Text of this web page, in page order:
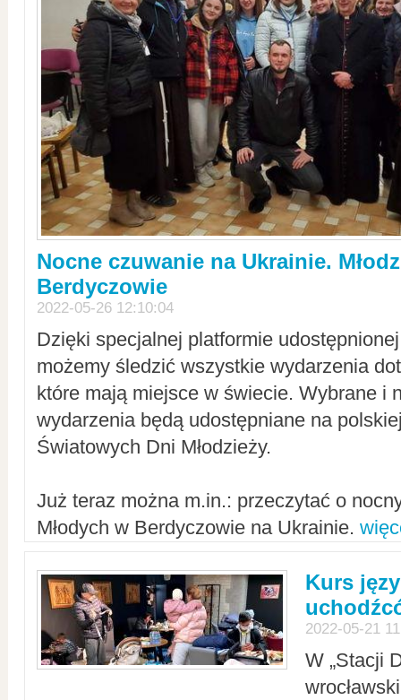
Nocne czuwanie na Ukrainie.
Berdyczowie
2022-05-26 12:10:04
Dzięki specjalnej platformie
możemy śledzić wszystkie wydarzenia
które mają miejsce w świecie. Wybrane i
wydarzenia będą udostępniane na
Światowych Dni Młodzieży.
Już teraz można m.in.: przeczytać o
Młodych w Berdyczowie na Ukrainie.
Kurs
2022-05-21
W „Stacji